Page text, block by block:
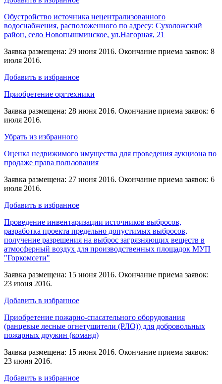
Обустройство источника нецентрализованного
водоснабжения, расположенного по адресу: Сухоложский
район, село Новопышминское, ул.Нагорная, 21
Заявка размещена: 29 июня 2016. Окончание приема заявок: 8
июля 2016.
Добавить в избранное
Приобретение оргтехники
Заявка размещена: 28 июня 2016. Окончание приема заявок: 6
июля 2016.
Убрать из избранного
Оценка недвижимого имущества для проведения аукциона по
продаже права пользования
Заявка размещена: 27 июня 2016. Окончание приема заявок: 6
июля 2016.
Добавить в избранное
Проведение инвентаризации источников выбросов,
разработка проекта предельно допустимых выбросов,
получение разрешения на выброс загрязняющих веществ в
атмосферный воздух для производственных площадок МУП
"Горкомсети"
Заявка размещена: 15 июня 2016. Окончание приема заявок:
23 июня 2016.
Добавить в избранное
Приобретение пожарно-спасательного оборудования
(ранцевые лесные огнетушители (РЛО)) для добровольных
пожарных дружин (команд)
Заявка размещена: 15 июня 2016. Окончание приема заявок:
23 июня 2016.
Добавить в избранное